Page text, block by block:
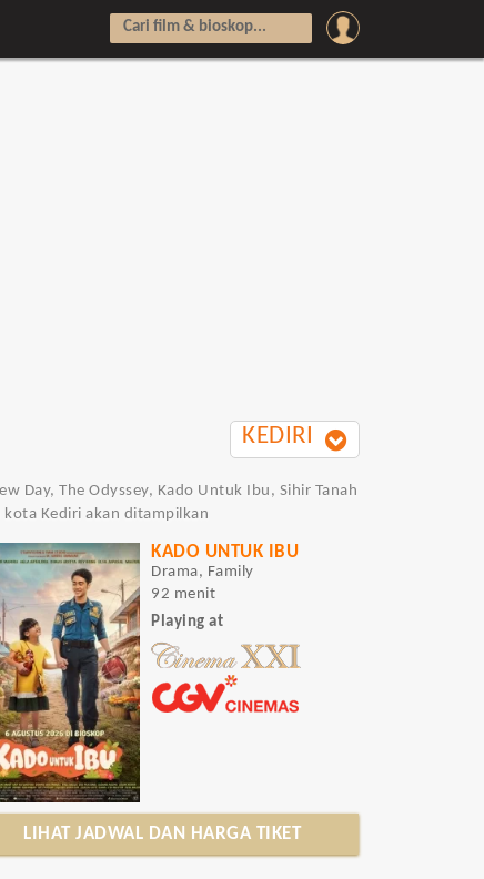
KEDIRI
Day, The Odyssey, Kado Untuk Ibu, Sihir Tanah
kota Kediri akan ditampilkan
KADO UNTUK IBU
Drama, Family
92 menit
Playing at
LIHAT JADWAL DAN HARGA TIKET